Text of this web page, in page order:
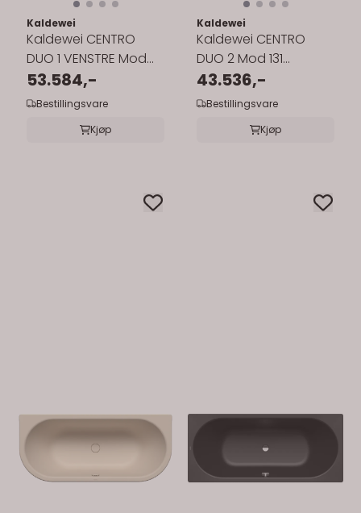
Kaldewei
Kaldewei CENTRO
DUO 1 VENSTRE Mod
136 Innebygd Badekar
180x80 cm
53.584,-
Bestillingsvare
Kjøp
Kaldewei
Kaldewei CENTRO
DUO 2 Mod 131
Innebygd Badekar
170x75 cm
43.536,-
Bestillingsvare
Kjøp